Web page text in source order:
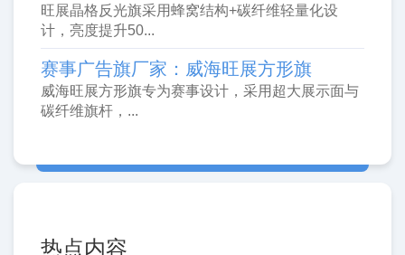
旺展晶格反光旗采用蜂窝结构+碳纤维轻量化设
计，亮度提升50...
赛事广告旗厂家：威海旺展方形旗
威海旺展方形旗专为赛事设计，采用超大展示面与
碳纤维旗杆，...
热点内容